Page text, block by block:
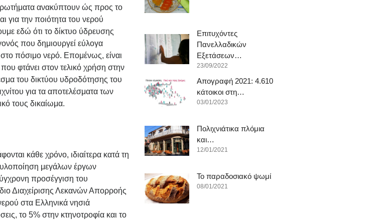
ερωτήματα ανακύπτουν ώς προς το
για την ποιότητα του νερού
εδώ ότι το δίκτυο ύδρευσης
που δημιουργεί εύλογα
στο πόσιμο νερό. Επομένως, είναι
φτάνει στον τελικό χρήση στην
του δικτύου υδροδότησης του
για τα αποτελέσματα των
τους δικαίωμα.
κάθε χρόνο, ιδιαίτερα κατά τη
μεγάλων έργων
προσέγγιση του
Διαχείρισης Λεκανών Απορροής
στα Ελληνικά νησιά
το 5% στην κτηνοτροφία και το
Επιτυχόντες
Πανελλαδικών
Εξετάσεων…
23/09/2022
Απογραφή 2021: 4.610
κάτοικοι στη…
03/01/2023
Πολιχνιάτικα πλόμια
και…
12/01/2021
To παραδοσιακό ψωμί
08/01/2021